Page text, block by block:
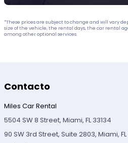
*These prices are subject to change and will vary
size of the vehicle, the rental days, the car rental
among other optional services.
Contacto
Miles Car Rental
5504 SW 8 Street, Miami, FL 33134
90 SW 3rd Street, Suite 2803, Miami, FL